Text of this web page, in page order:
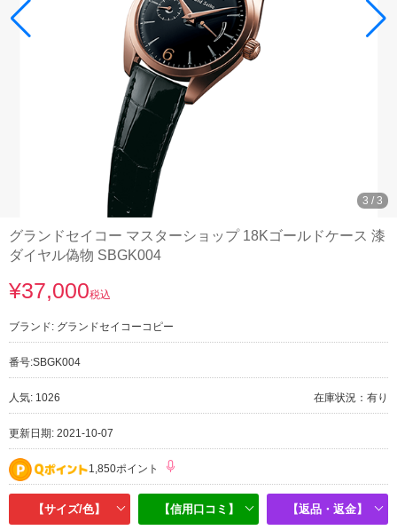
3 / 3
グランドセイコー マスターショップ 18Kゴールドケース 漆
ダイヤル偽物 SBGK004
¥37,000税込
ブランド: グランドセイコーコピー
番号:SBGK004
人気: 1026 在庫状況：有り
更新日期: 2021-10-07
1,850ポイント
【サイズ/色】 【信用口コミ】 【返品・返金】